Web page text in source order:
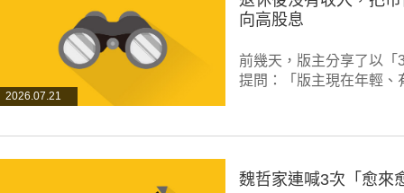
2026.07.21
向高股息
前幾天，版主分享了以
提問：「版主現在年輕、
魏哲家連喊3次「愈來